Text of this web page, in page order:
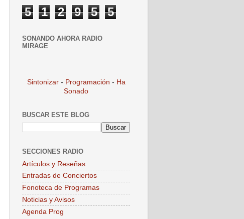
5 1 2 9 5 5
SONANDO AHORA RADIO
MIRAGE
Sintonizar - Programación - Ha
Sonado
BUSCAR ESTE BLOG
SECCIONES RADIO
Artículos y Reseñas
Entradas de Conciertos
Fonoteca de Programas
Noticias y Avisos
Agenda Prog